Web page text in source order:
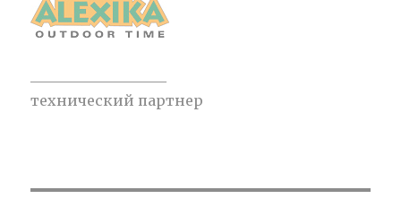
технический партнер